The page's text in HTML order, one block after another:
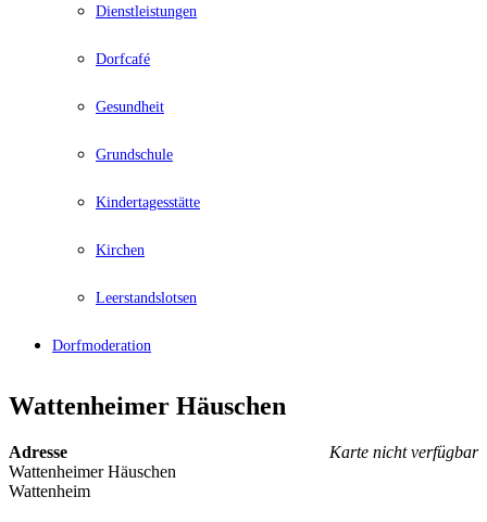
Dienstleistungen
Dorfcafé
Gesundheit
Grundschule
Kindertagesstätte
Kirchen
Leerstandslotsen
Dorfmoderation
Wattenheimer Häuschen
Karte nicht verfügbar
Adresse
Wattenheimer Häuschen
Wattenheim